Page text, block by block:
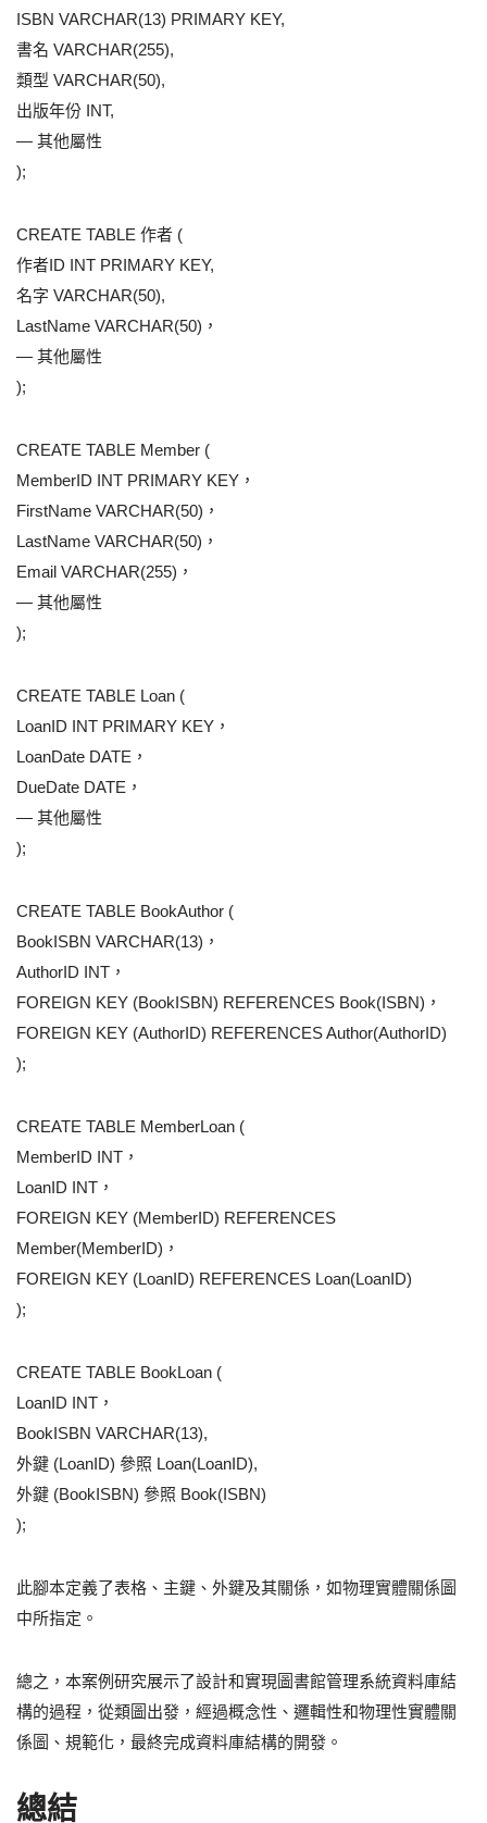
ISBN VARCHAR(13) PRIMARY KEY,
書名 VARCHAR(255),
類型 VARCHAR(50),
出版年份 INT,
— 其他屬性
);
CREATE TABLE 作者 (
作者ID INT PRIMARY KEY,
名字 VARCHAR(50),
LastName VARCHAR(50)，
— 其他屬性
);
CREATE TABLE Member (
MemberID INT PRIMARY KEY，
FirstName VARCHAR(50)，
LastName VARCHAR(50)，
Email VARCHAR(255)，
— 其他屬性
);
CREATE TABLE Loan (
LoanID INT PRIMARY KEY，
LoanDate DATE，
DueDate DATE，
— 其他屬性
);
CREATE TABLE BookAuthor (
BookISBN VARCHAR(13)，
AuthorID INT，
FOREIGN KEY (BookISBN) REFERENCES Book(ISBN)，
FOREIGN KEY (AuthorID) REFERENCES Author(AuthorID)
);
CREATE TABLE MemberLoan (
MemberID INT，
LoanID INT，
FOREIGN KEY (MemberID) REFERENCES
Member(MemberID)，
FOREIGN KEY (LoanID) REFERENCES Loan(LoanID)
);
CREATE TABLE BookLoan (
LoanID INT，
BookISBN VARCHAR(13),
外鍵 (LoanID) 參照 Loan(LoanID),
外鍵 (BookISBN) 參照 Book(ISBN)
);
此腳本定義了表格、主鍵、外鍵及其關係，如物理實體關係圖
中所指定。
總之，本案例研究展示了設計和實現圖書館管理系統資料庫結
構的過程，從類圖出發，經過概念性、邏輯性和物理性實體關
係圖、規範化，最終完成資料庫結構的開發。
總結